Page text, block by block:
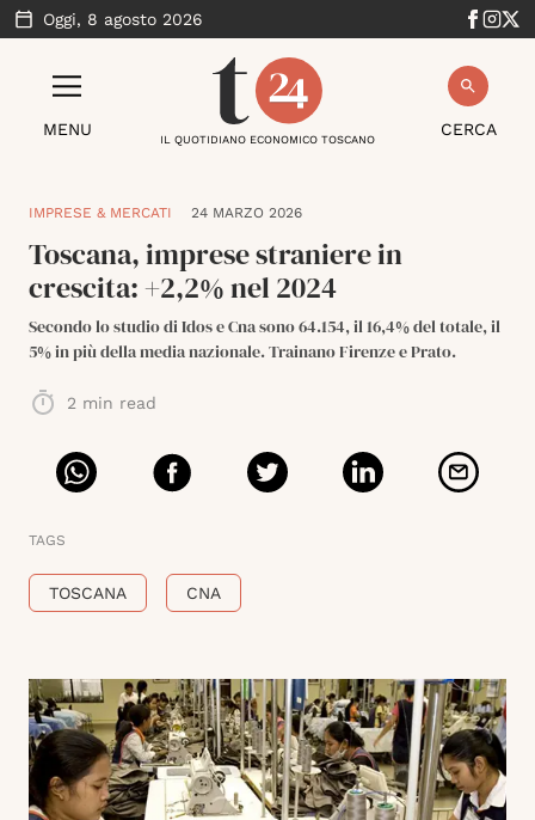
Oggi, 8 agosto 2026
MENU CERCA
IL QUOTIDIANO ECONOMICO TOSCANO
IMPRESE & MERCATI 24 MARZO 2026
Toscana, imprese straniere in
crescita: +2,2% nel 2024
Secondo lo studio di Idos e Cna sono 64.154, il 16,4% del totale, il
5% in più della media nazionale. Trainano Firenze e Prato.
2 min read
TAGS
TOSCANA CNA